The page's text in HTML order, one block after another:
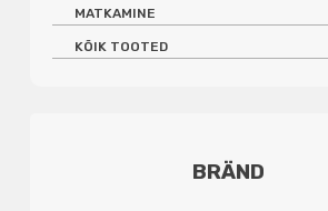
MATKAMINE
KÕIK TOOTED
BRÄND